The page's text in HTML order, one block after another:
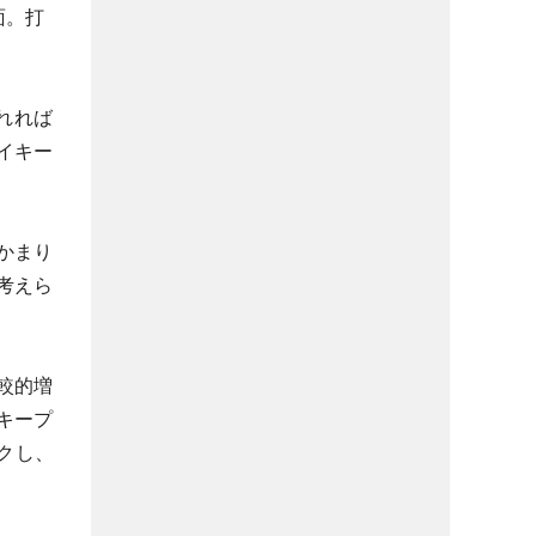
。打
れば
キー
まり
えら
的増
ープ
、